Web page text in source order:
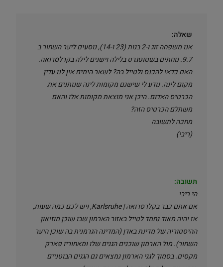
שאלה:
אנו משפחה זוג ו-2 בנות (23 ו-14), נוסעים ליער השחור ב
9.7. נוחתים בשטוטגרט בלילה וישנים לילה בקרלסרואה.
האם כדאי להכנס ולטייל בה? לשאר הימים אין לנו עדין
מקום לינה. נודע לי שישנם מקומות לינה שנותנים את
הכרטיס האדום. היכן אני מוצאת מקומות אלו והאם
משתלם הכרטיס הזה?
מחכה לתשובה
(ריבי)
תשובה:
הי ריבי
אם אתם כבר בקלרסרואה | Karlsruhe, ויש לכם כמה שעות,
אז יהיה מאוד נחמד לטייל באזור הארמון שבו שוכן מוזיאון
ההיסטוריה של מדינת באדן (המדינה הגרמנית בה שוכן היער
השחור). מול הארמון שוכנים הגנים שלו ומאחוריו פארק
מקסים. בסמוך לגני הארמון נמצאים גם הגנים הבוטניים